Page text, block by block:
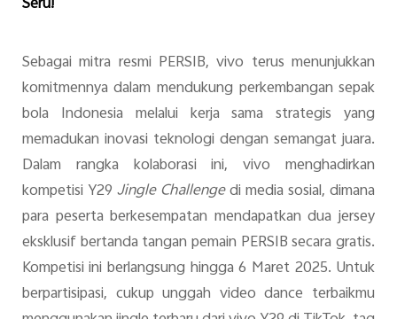
Sebagai mitra resmi PERSIB, vivo terus menunjukkan
komitmennya dalam mendukung perkembangan sepak
bola Indonesia melalui kerja sama strategis yang
memadukan inovasi teknologi dengan semangat juara.
Dalam rangka kolaborasi ini, vivo menghadirkan
kompetisi Y29 Jingle Challengedi media sosial, dimana
para peserta berkesempatan mendapatkan dua jersey
eksklusif bertanda tangan pemain PERSIB secara gratis.
Kompetisi ini berlangsung hingga 6 Maret 2025. Untuk
berpartisipasi, cukup unggah video dance terbaikmu